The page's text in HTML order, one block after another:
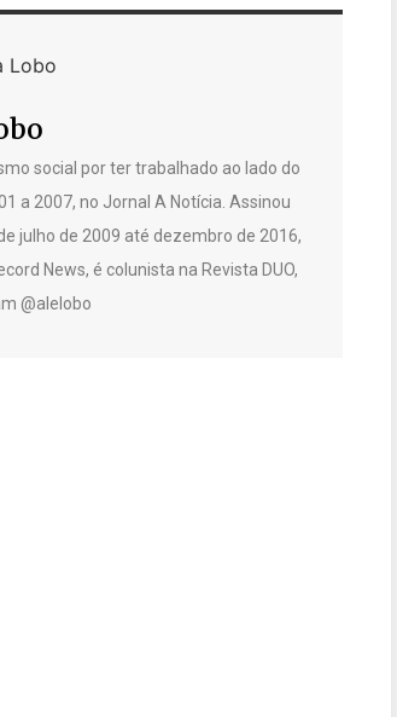
social por ter trabalhado ao lado do
a 2007, no Jornal A Notícia. Assinou
julho de 2009 até dezembro de 2016,
News, é colunista na Revista DUO,
@alelobo